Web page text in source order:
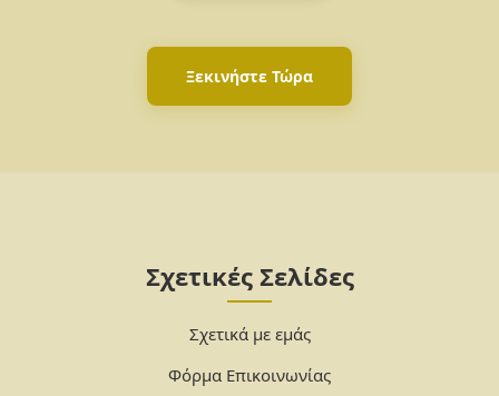
Ξεκινήστε Τώρα
Σχετικές Σελίδες
Σχετικά με εμάς
Φόρμα Επικοινωνίας